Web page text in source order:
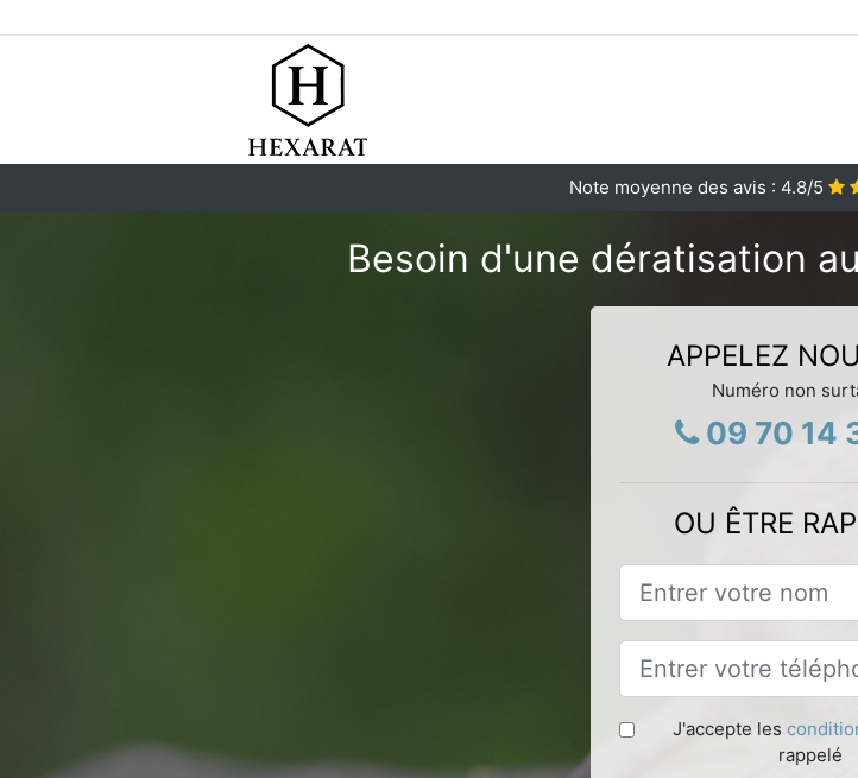
Note moyenne des avis : 4.8/5
Besoin d'une dératisation
APPELEZ
Numéro non
09 70 14
OU ÊTRE
J'accepte les
rappelé